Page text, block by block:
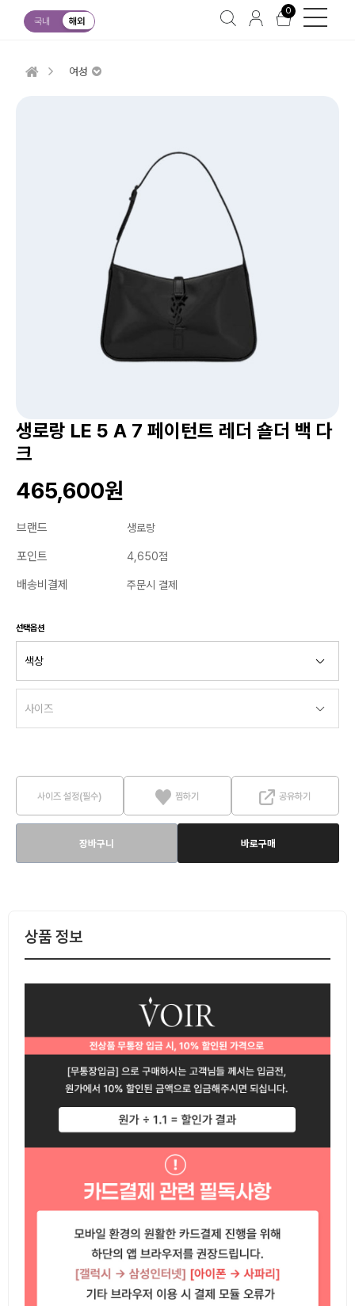
국내 해외
0
여성
생로랑 LE 5 A 7 페이턴트 레더 숄더 백 다
크
465,600원
브랜드 생로랑
포인트 4,650점
배송비결제 주문시 결제
선택옵션
사이즈 설정(필수) 찜하기 공유하기
장바구니 바로구매
상품 정보